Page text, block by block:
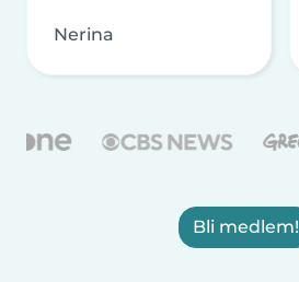
Nerina
Bli medlem!